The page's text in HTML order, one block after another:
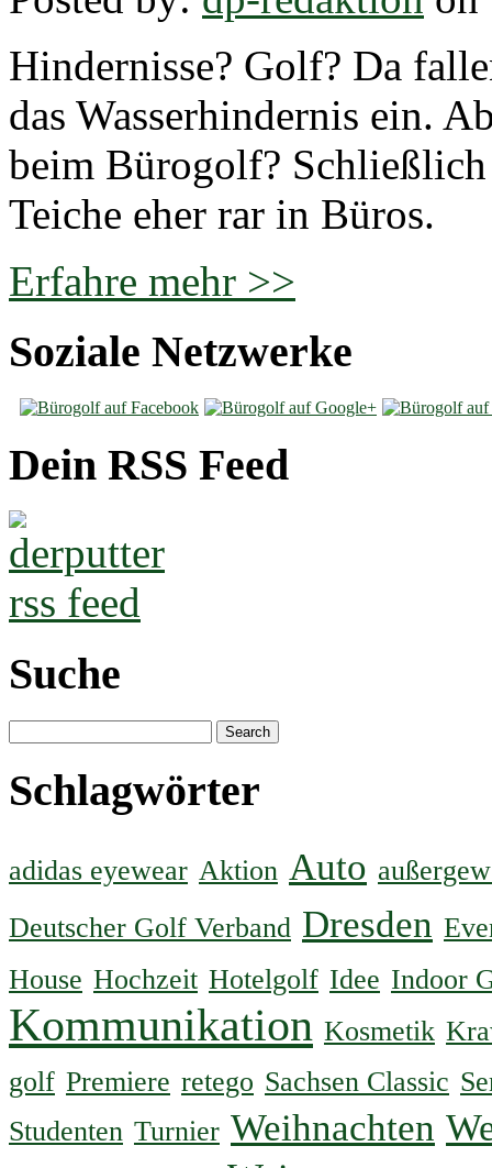
Hindernisse? Golf? Da
das Wasserhindernis ein.
beim Bürogolf?
Teiche eher rar in Büros.
Erfahre mehr >>
Soziale Netzwerke
Dein RSS Feed
Suche
Schlagwörter
adidas eyewear Aktion Auto
Deutscher Golf Verband Dresden
House Hochzeit Hotelgolf Idee Indoor
Kommunikation Kosmetik
golf Premiere retego Sachsen Classic
Studenten Turnier Weihnachten